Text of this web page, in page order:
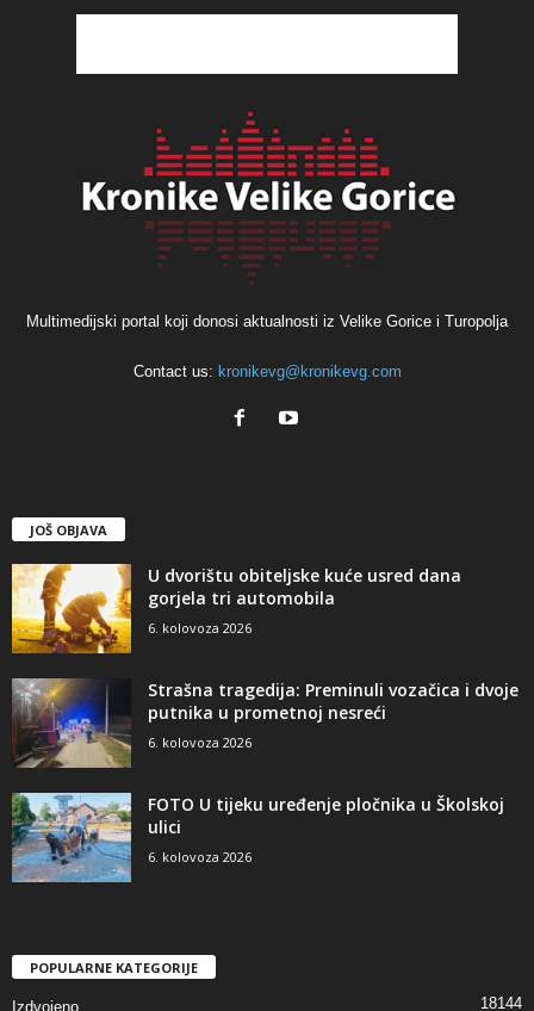
Multimedijski portal koji donosi aktualnosti iz Velike Gorice i Turopolja
Contact us: kronikevg@kronikevg.com
JOŠ OBJAVA
U dvorištu obiteljske kuće usred dana
gorjela tri automobila
6. kolovoza 2026
Strašna tragedija: Preminuli vozačica i dvoje
putnika u prometnoj nesreći
6. kolovoza 2026
FOTO U tijeku uređenje pločnika u Školskoj
ulici
6. kolovoza 2026
POPULARNE KATEGORIJE
Izdvojeno 18144